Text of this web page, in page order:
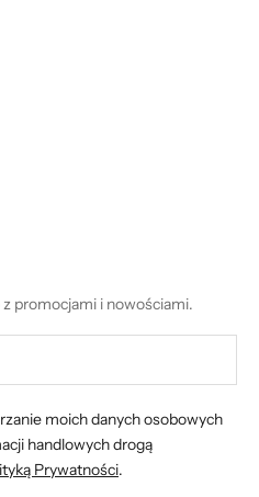
z promocjami i nowościami.
moich danych osobowych
handlowych drogą
Prywatności.